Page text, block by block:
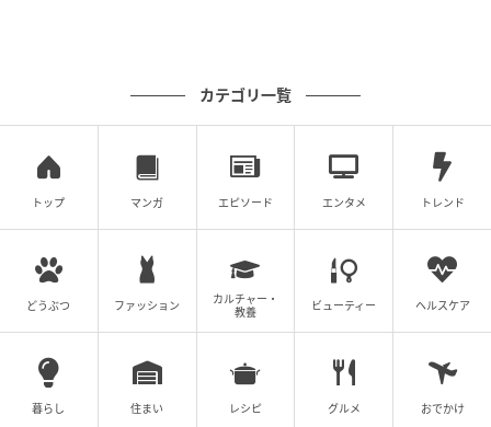
カテゴリ一覧
トップ マンガ エピソード エンタメ トレンド
どうぶつ ファッション
カルチャー・
教養
ビューティー ヘルスケア
暮らし 住まい レシピ グルメ おでかけ